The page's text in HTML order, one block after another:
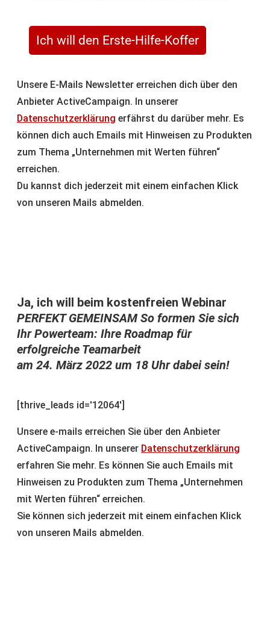
Ich will den Erste-Hilfe-Koffer
Unsere E-Mails Newsletter erreichen dich über den
Anbieter ActiveCampaign. In unserer
Datenschutzerklärung erfährst du darüber mehr. Es
können dich auch Emails mit Hinweisen zu Produkten
zum Thema „Unternehmen mit Werten führen“
erreichen.
Du kannst dich jederzeit mit einem einfachen Klick
von unseren Mails abmelden.
Ja, ich will beim kostenfreien Webinar
PERFEKT GEMEINSAM So formen Sie sich
Ihr Powerteam: Ihre Roadmap für
erfolgreiche Teamarbeit
am 24. März 2022 um 18 Uhr dabei sein!
[thrive_leads id='12064']
Unsere e-mails erreichen Sie über den Anbieter
ActiveCampaign. In unserer Datenschutzerklärung
erfahren Sie mehr. Es können Sie auch Emails mit
Hinweisen zu Produkten zum Thema „Unternehmen
mit Werten führen“ erreichen.
Sie können sich jederzeit mit einem einfachen Klick
von unseren Mails abmelden.